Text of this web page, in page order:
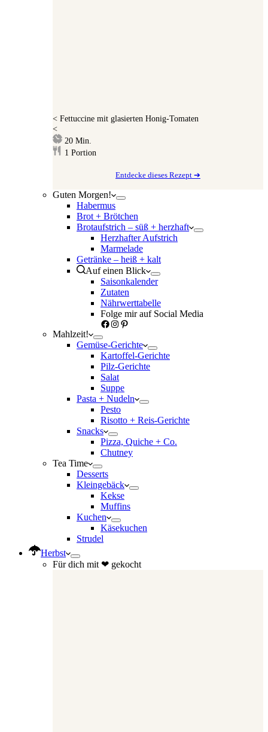
< Fettuccine mit glasierten Honig-Tomaten
<
20Minuten
Min.
1 Portion
Entdecke dieses Rezept ➔
Guten Morgen!
Habermus
Brot + Brötchen
Brotaufstrich – süß + herzhaft
Herzhafter Aufstrich
Marmelade
Getränke – heiß + kalt
Auf einen Blick
Saisonkalender
Zutaten
Nährwerttabelle
Folge mir auf Social Media
Facebook
Instagram
Pinterest
Mahlzeit!
Gemüse-Gerichte
Kartoffel-Gerichte
Pilz-Gerichte
Salat
Suppe
Pasta + Nudeln
Pesto
Risotto + Reis-Gerichte
Snacks
Pizza, Quiche + Co.
Chutney
Tea Time
Desserts
Kleingebäck
Kekse
Muffins
Kuchen
Käsekuchen
Strudel
Herbst
Für dich mit ❤ gekocht